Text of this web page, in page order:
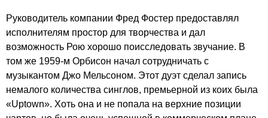
Руководитель компании Фред Фостер предоставлял
исполнителям простор для творчества и дал
возможность Рою хорошо поисследовать звучание. В
том же 1959-м Орбисон начал сотрудничать с
музыкантом Джо Мельсоном. Этот дуэт сделал запись
немалого количества синглов, премьерной из коих была
«Uptown». Хоть она и не попала на верхние позиции